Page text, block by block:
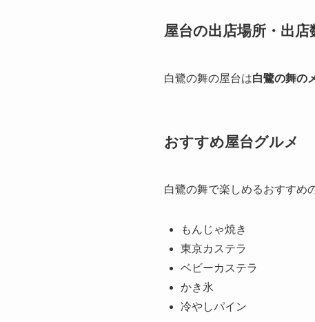
屋台の出店場所・出店
白鷺の舞の屋台は白鷺の舞の
おすすめ屋台グルメ
白鷺の舞で楽しめるおすすめ
もんじゃ焼き
東京カステラ
ベビーカステラ
かき氷
冷やしパイン